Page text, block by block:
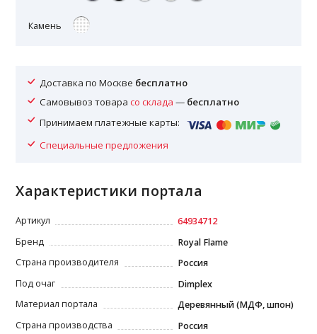
Камень
Доставка по Москве бесплатно
Самовывоз товарасо склада — бесплатно
Принимаем платежные карты:
Специальные предложения
Характеристики портала
Артикул
64934712
Бренд
Royal Flame
Страна производителя
Россия
Под очаг
Dimplex
Материал портала
Деревянный (МДФ, шпон)
Страна производства
Россия